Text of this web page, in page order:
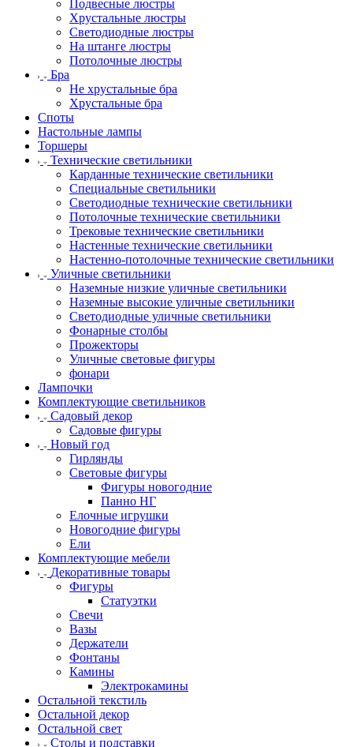
Подвесные люстры
Хрустальные люстры
Светодиодные люстры
На штанге люстры
Потолочные люстры
Бра
Не хрустальные бра
Хрустальные бра
Споты
Настольные лампы
Торшеры
Технические светильники
Карданные технические светильники
Специальные светильники
Светодиодные технические светильники
Потолочные технические светильники
Трековые технические светильники
Настенные технические светильники
Настенно-потолочные технические светильники
Уличные светильники
Наземные низкие уличные светильники
Наземные высокие уличные светильники
Светодиодные уличные светильники
Фонарные столбы
Прожекторы
Уличные световые фигуры
фонари
Лампочки
Комплектующие светильников
Садовый декор
Садовые фигуры
Новый год
Гирлянды
Световые фигуры
Фигуры новогодние
Панно НГ
Елочные игрушки
Новогодние фигуры
Ели
Комплектующие мебели
Декоративные товары
Фигуры
Статуэтки
Свечи
Вазы
Держатели
Фонтаны
Камины
Электрокамины
Остальной текстиль
Остальной декор
Остальной свет
Столы и подставки